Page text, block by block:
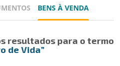
BENS À VENDA
resultados para o termo
de Vida”